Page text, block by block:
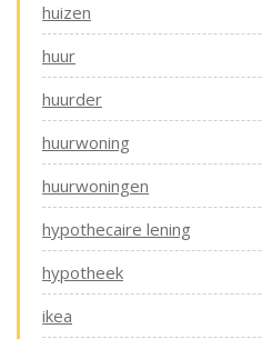
huizen
huur
huurder
huurwoning
huurwoningen
hypothecaire lening
hypotheek
ikea